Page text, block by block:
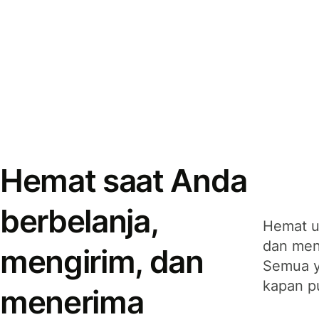
Hemat saat Anda
berbelanja,
mengirim, dan
menerima
Hemat
dan
Semua
kapan